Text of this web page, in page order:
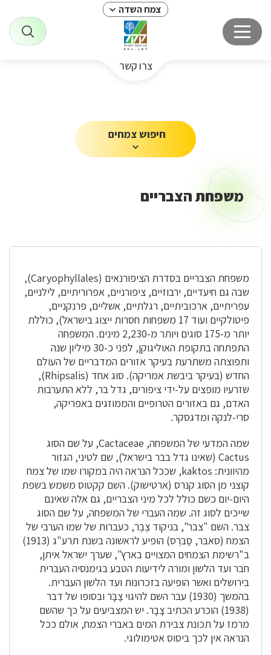
צמח השדה
צרו קשר
חיפוש צמחים
משפחת הצבריים
משפחת הצבריים בסדרת הציפורנאים (Caryophyllales),
שבה גם חיעדיים, ירבוזיים, ציפורניים, אפרוריתיים, לילניים,
עפריתיים, ארכוביתיים, רגלתיים, אשליים, פרנקניים,
פיטולקיים ועוד 17 משפחות חסרות ייצוג בישראל), כוללת
יותר מ-175 סוגים ויותר מ-2,230 מינים. המשפחה
התפתחה בתקופת האוליגוקן, לפני כ-30 מיליון שנה
ותפוצתה משתרעת בעיקר אזורים המדבריים של העולם
החדש (בעיקר ביבשת אמריקה). סוג אחד (Rhipsalis),
שזרעיו מופצים על-ידי ציפורים, גדל בר, ללא התערבות
האדם, גם באזורים הטרופיים והממוזגים באפריקה,
סרי-לנקה ומדגסקר.
שמה המדעי של המשפחה, Cactaceae, על שם הסוג
Cactus (שאינו גדל בבר בישראל), שם לטיני, הגזור
מהיוונית: kaktos, שככל הנראה היה במקורו שמו של צמח
קוצני מן הסוג קנרס (ארטישוק). השם קקטוס משמש בשפת
היום-יום כשם כולל לכל מיני הצבריים, גם אלה שאינם
שייכים לסוג זה. שמה העברי של המשפחה, על שם הסוג
צבר. השם "צבר", בניקוד צֶבֶר, כעברות של שמו הערבי של
הצמח (סאבּר, סַבּרֶס) הופיע לראשונה בשנת תרע"ג (1913)
ב"רשימת הצמחים המצויים בארץ", שערך ישראל איתן,
חבר ועד הלשון ומורה לידיעות הטבע בגימנסיה העברית
בירושלים ואשר הופיעה בזכרונות ועד הלשון העברית.
בהמשך (1930) עבר השם להיגוי צַבָּר ובסופו של דבר
(1938) הוכרע הכתיב צָבָר. יש המצביעים על כך שהשם
מרמז על תכונת צבירת המים באברי הצמח, אולם ככל
הנראה אין לכך ביסוס אטימולוגי.